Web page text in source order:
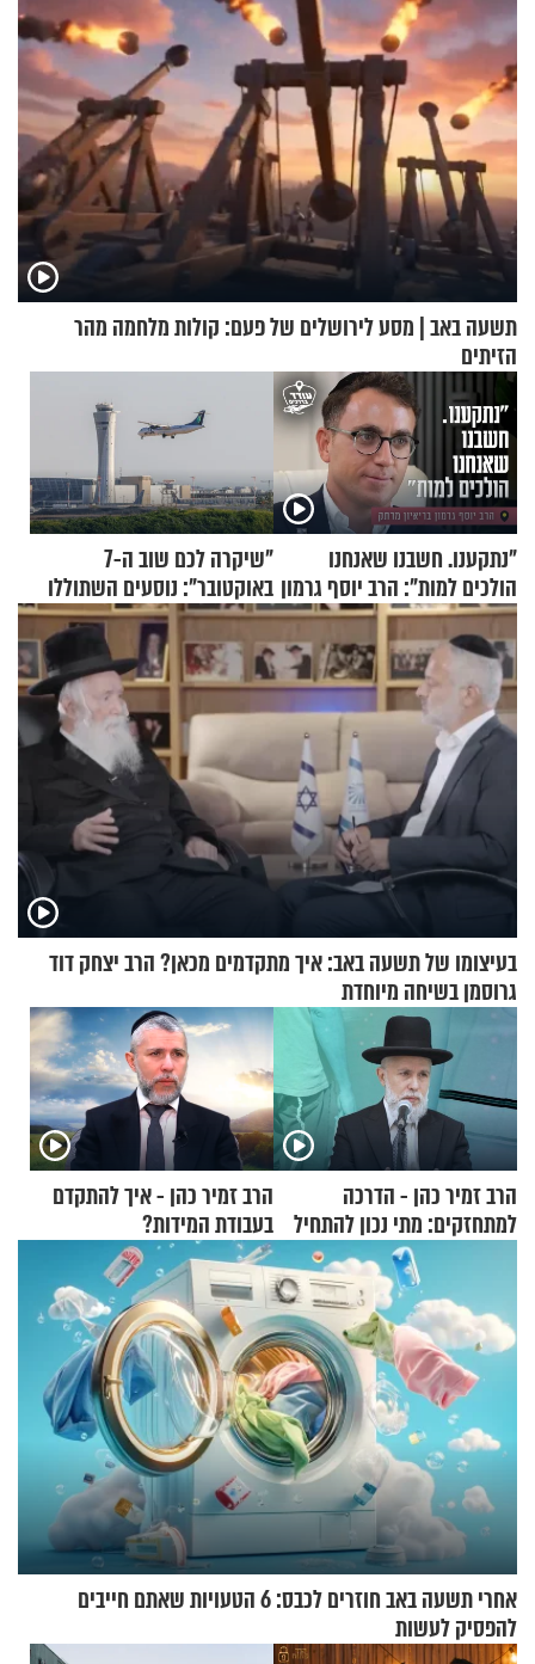
תשעה באב | מסע לירושלים של פעם: קולות מלחמה מהר
הזיתים
"נתקענו. חשבנו שאנחנו
הולכים למות": הרב יוסף גרמון
בריאיון מרתק
"שיקרה לכם שוב ה-7
באוקטובר": נוסעים השתוללו
בטיסה לפרנקפורט ונעצרו
לאחר שתקפו שוטרים
בעיצומו של תשעה באב: איך מתקדמים מכאן? הרב יצחק דוד
גרוסמן בשיחה מיוחדת
הרב זמיר כהן - הדרכה
למתחזקים: מתי נכון להתחיל
עם לבישת הציצית?
הרב זמיר כהן - איך להתקדם
בעבודת המידות?
אחרי תשעה באב חוזרים לכבס: 6 הטעויות שאתם חייבים
להפסיק לעשות